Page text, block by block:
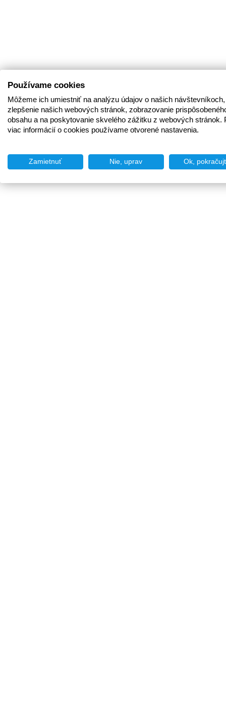
Používame cookies
Môžeme ich umiestniť na analýzu údajov o našich
zlepšenie našich webových stránok, zobrazovanie
obsahu a na poskytovanie skvelého zážitku z webových stránok.
viac informácií o cookies používame otvorené nastavenia.
Zamietnuť Nie, uprav Ok,